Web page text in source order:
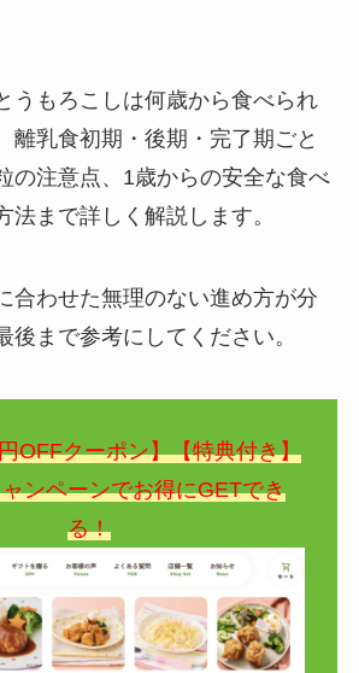
うもろこしは何歳から食べられ
離乳食初期・後期・完了期ごと
の注意点、1歳からの安全な食べ
法まで詳しく解説します。
合わせた無理のない進め方が分
後まで参考にしてください。
OFFクーポン】【特典付き】
ンペーンでお得にGETでき
る！